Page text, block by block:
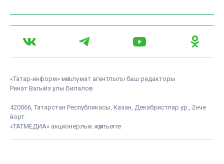
«Татар-информ» мәгълүмат агентлыгы баш редакторы
Ринат Вагыйз улы Билалов
420066, Татарстан Республикасы, Казан, Декабристлар ур., 2нче
йорт.
«ТАТМЕДИА» акционерлык җәмгыяте